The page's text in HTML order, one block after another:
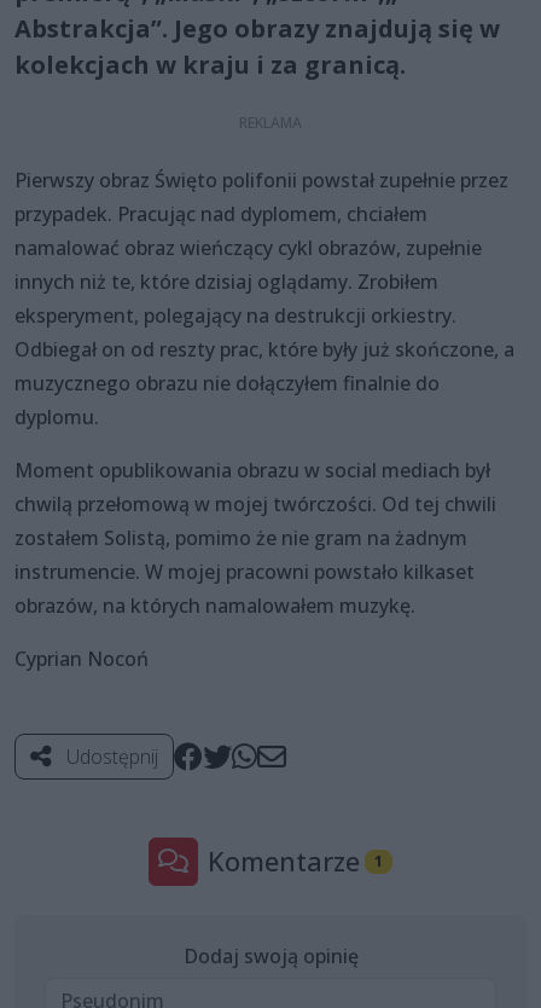
Abstrakcja”. Jego obrazy znajdują się w
kolekcjach w kraju i za granicą.
Pierwszy obraz Święto polifonii powstał zupełnie przez
przypadek. Pracując nad dyplomem, chciałem
namalować obraz wieńczący cykl obrazów, zupełnie
innych niż te, które dzisiaj oglądamy. Zrobiłem
eksperyment, polegający na destrukcji orkiestry.
Odbiegał on od reszty prac, które były już skończone, a
muzycznego obrazu nie dołączyłem finalnie do
dyplomu.
Moment opublikowania obrazu w social mediach był
chwilą przełomową w mojej twórczości. Od tej chwili
zostałem Solistą, pomimo że nie gram na żadnym
instrumencie. W mojej pracowni powstało kilkaset
obrazów, na których namalowałem muzykę.
Cyprian Nocoń
Udostępnij
Komentarze 1
Dodaj swoją opinię